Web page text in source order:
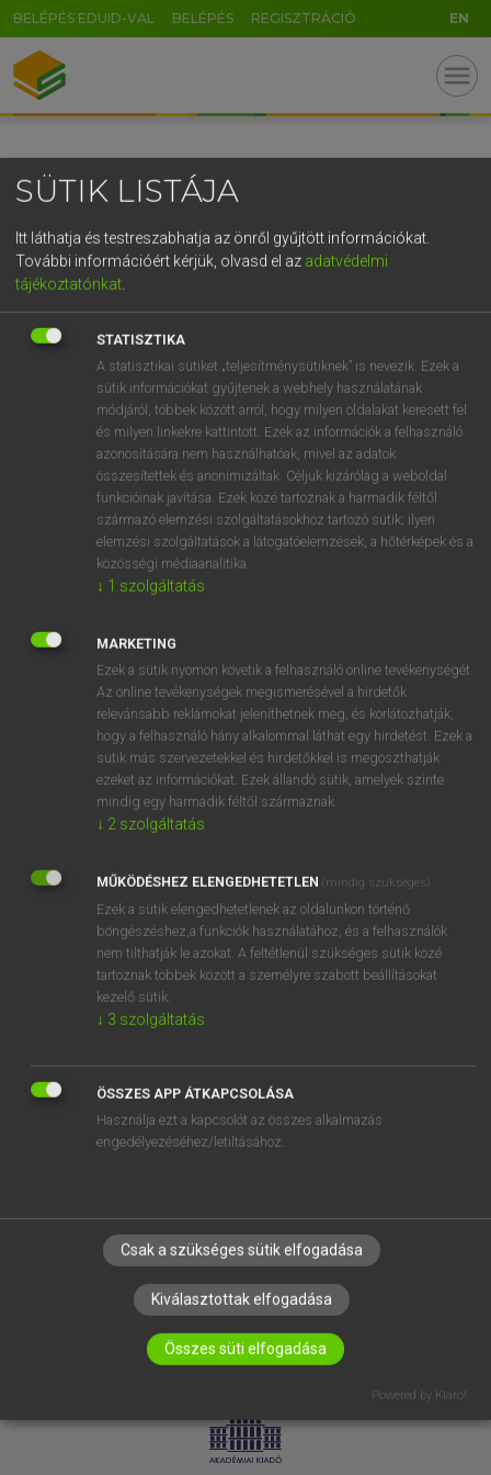
BELÉPÉS EDUID-VAL BELÉPÉS REGISZTRÁCIÓ EN
menu
OOOOPS!
SZOTAR.NET APPLIKÁCIÓ
MICROSOFT OFFICE BŐVÍTMÉNY
BEÉPÜLŐ SZÓTÁRMODUL
ONLINE NYELVVIZSGA
EGYÉNI FELHASZNÁLÓKNAK
TANULÓKNAK
OKTATÁSI INTÉZMÉNYEKNEK
VÁLLALATI MEGOLDÁSOK
RÓLUNK
ELÉRHETŐSÉG
SÜTI BEÁLLÍTÁSOK
LICENCSZERZŐDÉS ADATVÉDELEM
SÜTIK LISTÁJA
Itt láthatja és testreszabhatja az önről gyűjtött információkat.
További információért kérjük, olvasd el az adatvédelmi
tájékoztatónkat
STATISZTIKA
A statisztikai sütiket „teljesítménysütiknek” is nevezik. Ezek a
sütik információkat gyűjtenek a webhely használatának
módjáról, többek között arról, hogy milyen oldalakat keresett fel
és milyen linkekre kattintott. Ezek az információk a felhasználó
azonosítására nem használhatóak, mivel az adatok
összesítettek és anonimizáltak. Céljuk kizárólag a weboldal
funkcióinak javítása. Ezek közé tartoznak a harmadik féltől
származó elemzési szolgáltatásokhoz tartozó sütik; ilyen
elemzési szolgáltatások a látogatóelemzések, a hőtérképek és a
közösségi médiaanalitika.
↓ 1 szolgáltatás
MARKETING
Ezek a sütik nyomon követik a felhasználó online tevékenységét.
Az online tevékenységek megismerésével a hirdetők
relevánsabb reklámokat jeleníthetnek meg, és korlátozhatják,
hogy a felhasználó hány alkalommal láthat egy hirdetést. Ezek a
sütik más szervezetekkel és hirdetőkkel is megoszthatják
ezeket az információkat. Ezek állandó sütik, amelyek szinte
mindig egy harmadik féltől származnak.
↓ 2 szolgáltatás
MŰKÖDÉSHEZ ELENGEDHETETLEN (mindig szükséges)
Ezek a sütik elengedhetetlenek az oldalunkon történő
böngészéshez,a funkciók használatához, és a felhasználók
nem tilthatják le azokat. A feltétlenül szükséges sütik közé
tartoznak többek között a személyre szabott beállításokat
kezelő sütik.
↓ 3 szolgáltatás
ÖSSZES APP ÁTKAPCSOLÁSA
Használja ezt a kapcsolót az összes alkalmazás
engedélyezéséhez/letiltásához.
Csak a szükséges sütik elfogadása
Kiválasztottak elfogadása
Összes süti elfogadása
Powered by Klaro!
GR
5
g h k l
v b n m , . - AltGr